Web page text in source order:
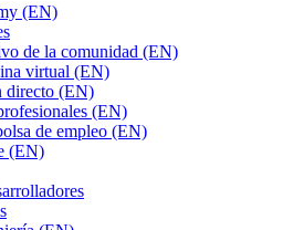
(EN)
de la comunidad (EN)
virtual (EN)
directo (EN)
(EN)
de empleo (EN)
(EN)